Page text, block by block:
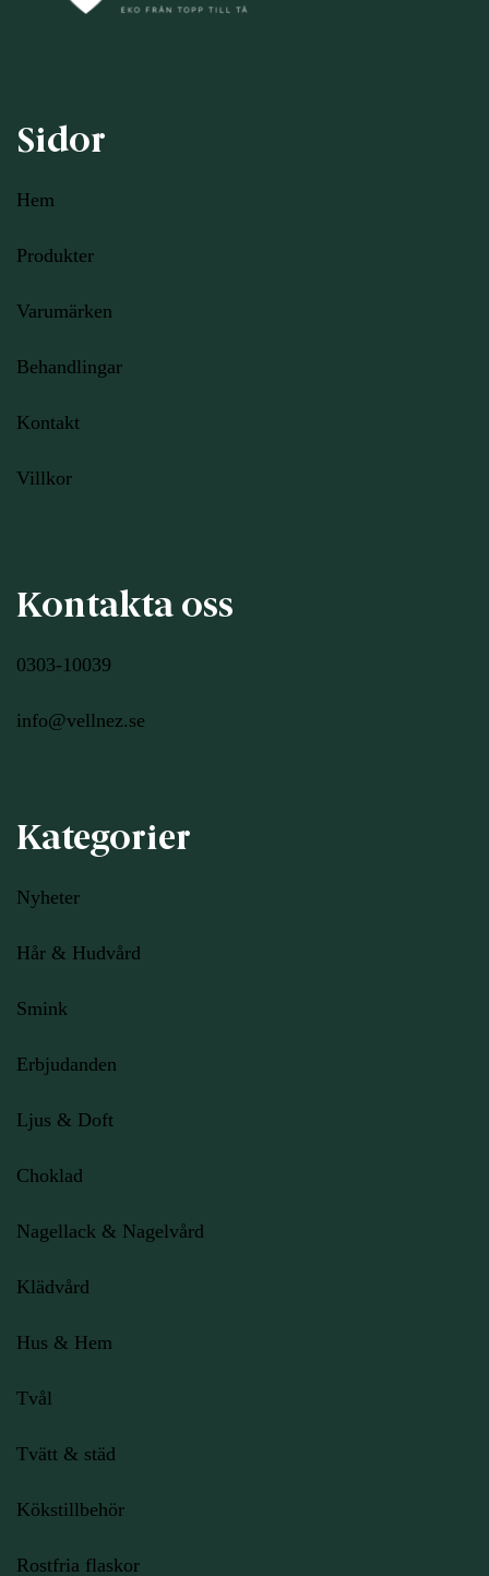
Sidor
Hem
Produkter
Varumärken
Behandlingar
Kontakt
Villkor
Kontakta oss
0303-10039
info@vellnez.se
Kategorier
Nyheter
Hår & Hudvård
Smink
Erbjudanden
Ljus & Doft
Choklad
Nagellack & Nagelvård
Klädvård
Hus & Hem
Tvål
Tvätt & städ
Kökstillbehör
Rostfria flaskor